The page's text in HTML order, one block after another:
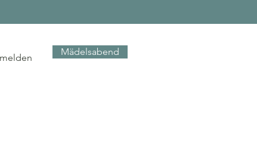
Mädelsabend